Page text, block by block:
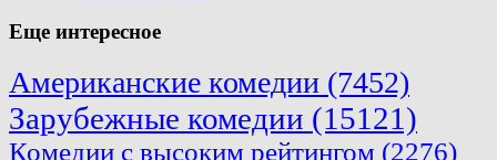
Еще интересное
Американские комедии (7452)
Зарубежные комедии (15121)
Комедии с высоким рейтингом (2276)